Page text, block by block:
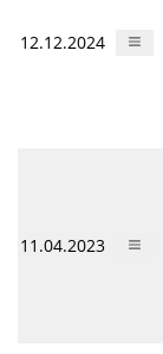
12.12.2024
11.04.2023